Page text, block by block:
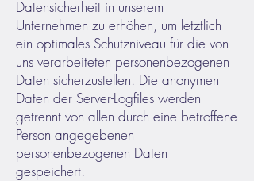
Datensicherheit in unserem
Unternehmen zu erhöhen, um letztlich
ein optimales Schutzniveau für die von
uns verarbeiteten personenbezogenen
Daten sicherzustellen. Die anonymen
Daten der Server-Logfiles werden
getrennt von allen durch eine betroffene
Person angegebenen
personenbezogenen Daten
gespeichert.